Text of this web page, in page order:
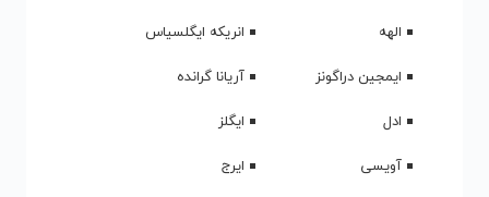
الهه
انریکه ایگلسیاس
ایمجین دراگونز
آریانا گرانده
ادل
ایگلز
آویسی
ایرج